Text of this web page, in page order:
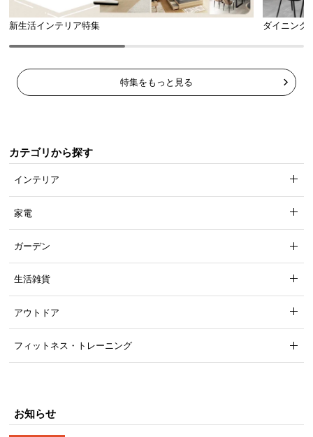
機能の損壊・部品の紛失など予期せぬトラブルに
も無償で対応。ご購入3ヶ月以内に不具合が発生し
た場合、新しくご交換させて頂きます。
新生活インテリア特集 ダイニング
特集をもっと見る
カテゴリから探す
インテリア
家電
ガーデン
生活雑貨
アウトドア
フィットネス・トレーニング
お知らせ